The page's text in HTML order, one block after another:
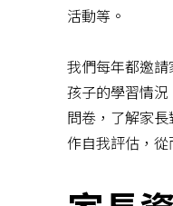
活動等。
我們每年都邀
孩子的學習情
問卷，了解家
作自我評估，從